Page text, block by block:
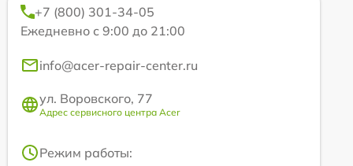
+7 (800) 301-34-05
Ежедневно с 9:00 до 21:00
info@acer-repair-center.ru
ул. Воровского, 77
Адрес сервисного центра Acer
Режим работы: